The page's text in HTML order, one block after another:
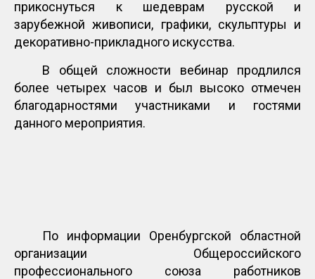
прикоснуться к шедеврам русской и
зарубежной живописи, графики, скульптуры и
декоративно-прикладного искусства.
В общей сложности вебинар продлился
более четырех часов и был высоко отмечен
благодарностями участниками и гостями
данного мероприятия.
По информации Оренбургской областной
организации Общероссийского
профессионального союза работников